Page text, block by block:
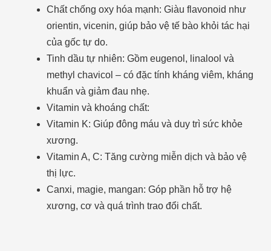
Chất chống oxy hóa mạnh: Giàu flavonoid như
orientin, vicenin, giúp bảo vệ tế bào khỏi tác hại
của gốc tự do.
Tinh dầu tự nhiên: Gồm eugenol, linalool và
methyl chavicol – có đặc tính kháng viêm, kháng
khuẩn và giảm đau nhẹ.
Vitamin và khoáng chất:
Vitamin K: Giúp đông máu và duy trì sức khỏe
xương.
Vitamin A, C: Tăng cường miễn dịch và bảo vệ
thị lực.
Canxi, magie, mangan: Góp phần hỗ trợ hệ
xương, cơ và quá trình trao đổi chất.